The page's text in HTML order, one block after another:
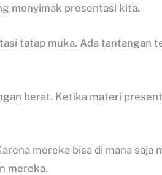
menyimak presentasi kita.
tatap muka. Ada tantangan
berat. Ketika materi
mereka bisa di mana saja
mereka.